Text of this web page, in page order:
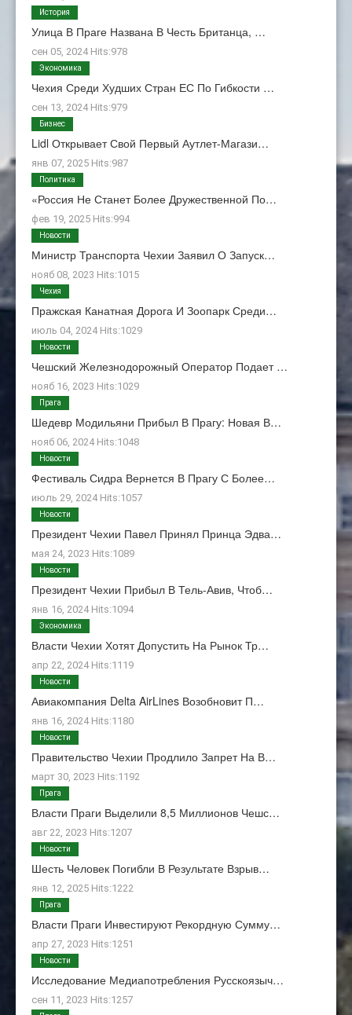
Улица В Праге Названа В Честь Британца, …
сен 05, 2024 Hits:978
История
Чехия Среди Худших Стран ЕС По Гибкости …
сен 13, 2024 Hits:979
Экономика
Lidl Открывает Свой Первый Аутлет-Магази…
янв 07, 2025 Hits:987
Бизнес
«Россия Не Станет Более Дружественной По…
фев 19, 2025 Hits:994
Политика
Министр Транспорта Чехии Заявил О Запуск…
нояб 08, 2023 Hits:1015
Новости
Пражская Канатная Дорога И Зоопарк Среди…
июль 04, 2024 Hits:1029
Чехия
Чешский Железнодорожный Оператор Подает …
нояб 16, 2023 Hits:1029
Новости
Шедевр Модильяни Прибыл В Прагу: Новая В…
нояб 06, 2024 Hits:1048
Прага
Фестиваль Сидра Вернется В Прагу С Более…
июль 29, 2024 Hits:1057
Новости
Президент Чехии Павел Принял Принца Эдва…
мая 24, 2023 Hits:1089
Новости
Президент Чехии Прибыл В Тель-Авив, Чтоб…
янв 16, 2024 Hits:1094
Новости
Власти Чехии Хотят Допустить На Рынок Тр…
апр 22, 2024 Hits:1119
Экономика
Авиакомпания Delta AirLines Возобновит П…
янв 16, 2024 Hits:1180
Новости
Правительство Чехии Продлило Запрет На В…
март 30, 2023 Hits:1192
Новости
Власти Праги Выделили 8,5 Миллионов Чешс…
авг 22, 2023 Hits:1207
Прага
Шесть Человек Погибли В Результате Взрыв…
янв 12, 2025 Hits:1222
Новости
Власти Праги Инвестируют Рекордную Сумму…
апр 27, 2023 Hits:1251
Прага
Исследование Медиапотребления Русскоязыч…
сен 11, 2023 Hits:1257
Новости